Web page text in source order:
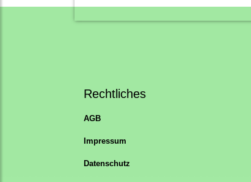
Rechtliches
AGB
Impressum
Datenschutz